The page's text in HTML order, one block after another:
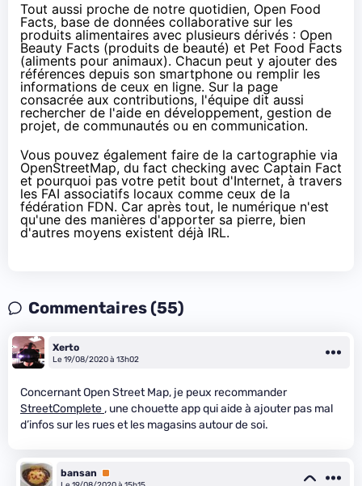
Tout aussi proche de notre quotidien, Open Food
Facts, base de données collaborative sur les
produits alimentaires avec plusieurs dérivés : Open
Beauty Facts (produits de beauté) et Pet Food Facts
(aliments pour animaux). Chacun peut y ajouter des
références depuis son smartphone ou remplir les
informations de ceux en ligne. Sur la page
consacrée aux contributions, l'équipe dit aussi
rechercher de l'aide en développement, gestion de
projet, de communautés ou en communication.
Vous pouvez également faire de la cartographie via
OpenStreetMap, du fact checking avec Captain Fact
et pourquoi pas votre petit bout d'Internet, à travers
les FAI associatifs locaux comme ceux de la
fédération FDN. Car après tout, le numérique n'est
qu'une des manières d'apporter sa pierre, bien
d'autres moyens existent déjà IRL.
Commentaires (55)
Xerto
Le 19/08/2020 à 13h02
Concernant Open Street Map, je peux recommander
StreetComplete , une chouette app qui aide à ajouter pas mal
d’infos sur les rues et les magasins autour de soi.
bansan
Premium